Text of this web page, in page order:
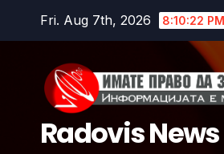
Fri. Aug 7th, 2026 8:10:24 PM
Radovis News